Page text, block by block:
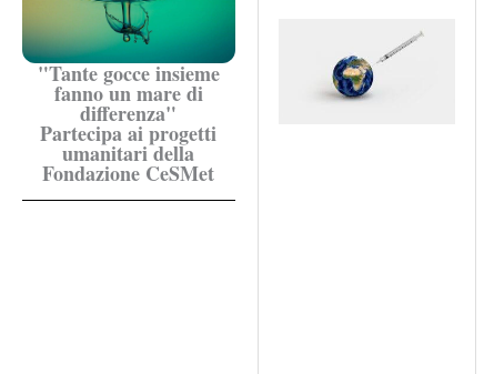
"Tante gocce insieme
fanno un mare di
differenza"
Partecipa ai progetti
umanitari della
Fondazione CeSMet